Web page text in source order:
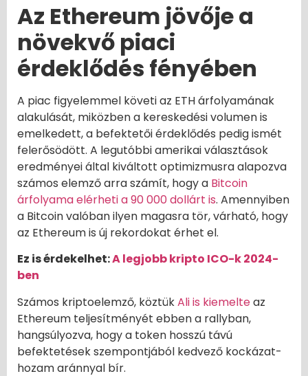
Az Ethereum jövője a
növekvő piaci
érdeklődés fényében
A piac figyelemmel követi az ETH árfolyamának
alakulását, miközben a kereskedési volumen is
emelkedett, a befektetői érdeklődés pedig ismét
felerősödött. A legutóbbi amerikai választások
eredményei által kiváltott optimizmusra alapozva
számos elemző arra számít, hogy a Bitcoin
árfolyama elérheti a 90 000 dollárt is. Amennyiben
a Bitcoin valóban ilyen magasra tör, várható, hogy
az Ethereum is új rekordokat érhet el.
Ez is érdekelhet:A legjobb kripto ICO-k 2024-
ben
Számos kriptoelemző, köztükAli is kiemelteaz
Ethereum teljesítményét ebben a rallyban,
hangsúlyozva, hogy a token hosszú távú
befektetések szempontjából kedvező kockázat-
hozam aránnyal bír.